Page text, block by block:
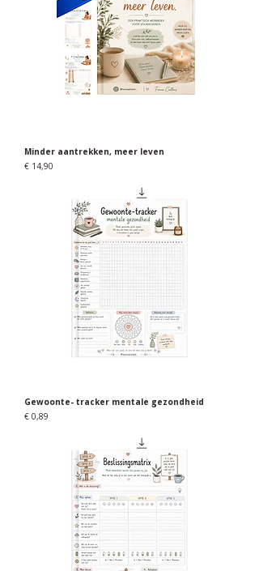
Minder aantrekken, meer leven
Prijs
€ 14,90
Gewoonte- tracker mentale gezondheid
Prijs
€ 0,89